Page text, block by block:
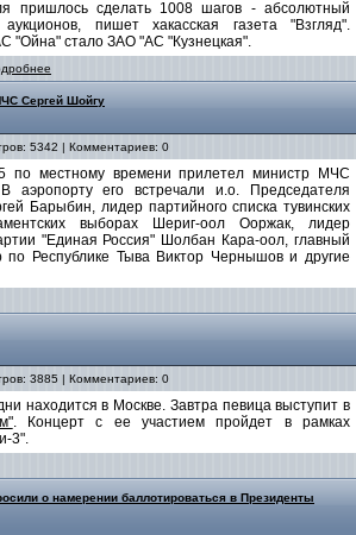
пришлось сделать 1008 шагов - абсолютный
пишет хакасская газета "Взгляд".
"Ойна" стало ЗАО "АС "Кузнецкая".
Сергей Шойгу
5342 | Комментариев: 0
по местному времени прилетел министр МЧС
аэропорту его встречали и.о. Председателя
Барыбин, лидер партийного списка тувинских
выборaх Шериг-оол Ооржак, лидер
"Единая Россия" Шолбан Кара-оол, главный
по Республике Тыва Виктор Чернышов и другие
3885 | Комментариев: 0
находится в Москве. Завтра певица выступит в
. Концерт с ее участием пройдет в рамках
3".
о намерении баллотироваться в Президенты